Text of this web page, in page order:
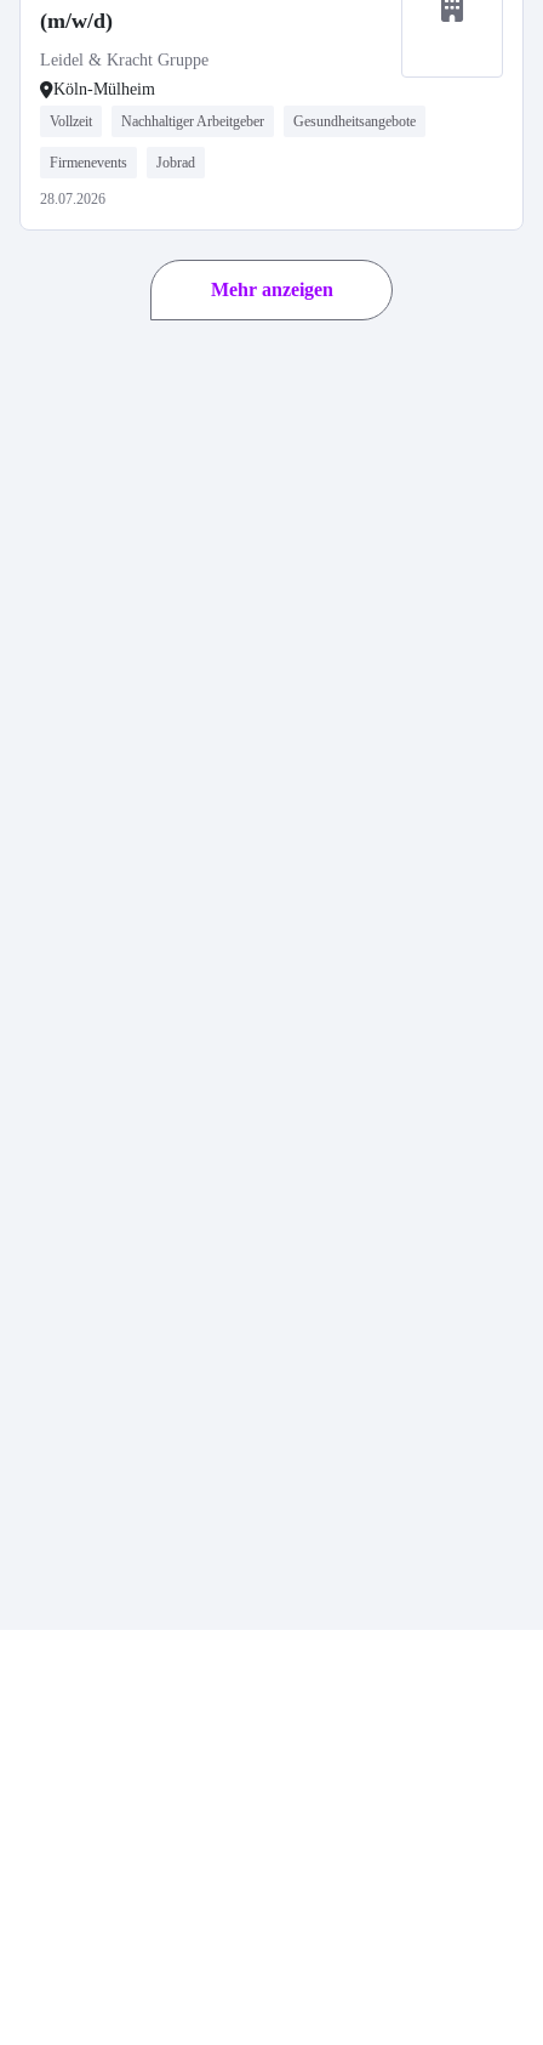
(m/w/d)
Leidel & Kracht Gruppe
Köln-Mülheim
Vollzeit Nachhaltiger Arbeitgeber Gesundheitsangebote
Firmenevents Jobrad
28.07.2026
Mehr anzeigen